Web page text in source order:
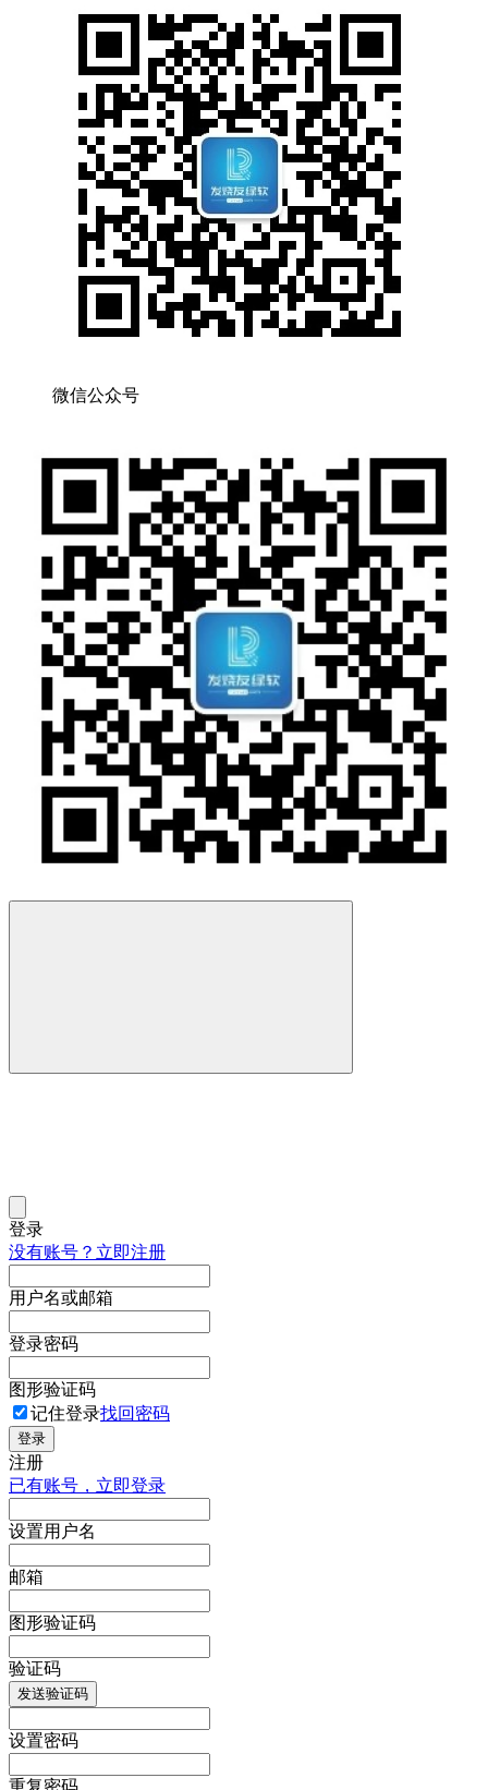
微信公众号
登录
没有账号？立即注册
用户名或邮箱
登录密码
图形验证码
记住登录找回密码
登录
注册
已有账号，立即登录
设置用户名
邮箱
图形验证码
验证码
发送验证码
设置密码
重复密码